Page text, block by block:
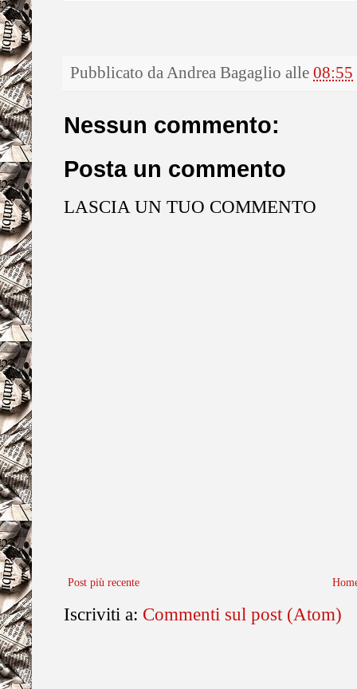
Pubblicato daAndrea Bagaglio alle 08:55
Nessun commento:
Posta un commento
LASCIA UN TUO COMMENTO
Post più recente
Iscriviti a: Commenti sul post (Atom)